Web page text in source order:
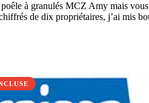
à granulés MCZ Amy mais
de dix propriétaires, j’ai mis